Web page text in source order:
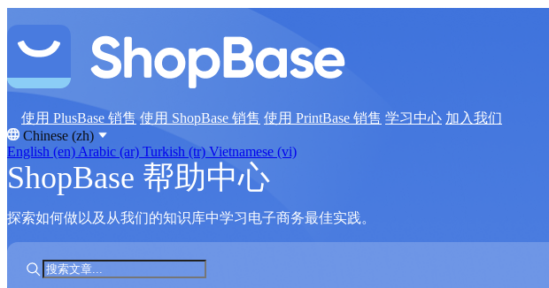
使用 PlusBase 销售 使用 ShopBase 销售 使用 PrintBase 销售 学习中心 加入我们
Chinese (zh)
English (en) Arabic (ar) Turkish (tr) Vietnamese (vi)
ShopBase 帮助中心
探索如何做以及从我们的知识库中学习电子商务最佳实践。